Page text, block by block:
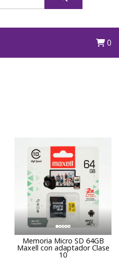
0
Memoria Micro SD 64GB
Maxell con adaptador Clase
10